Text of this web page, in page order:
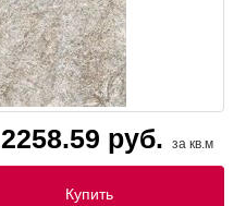
2258.59 руб. за кв.м
Купить